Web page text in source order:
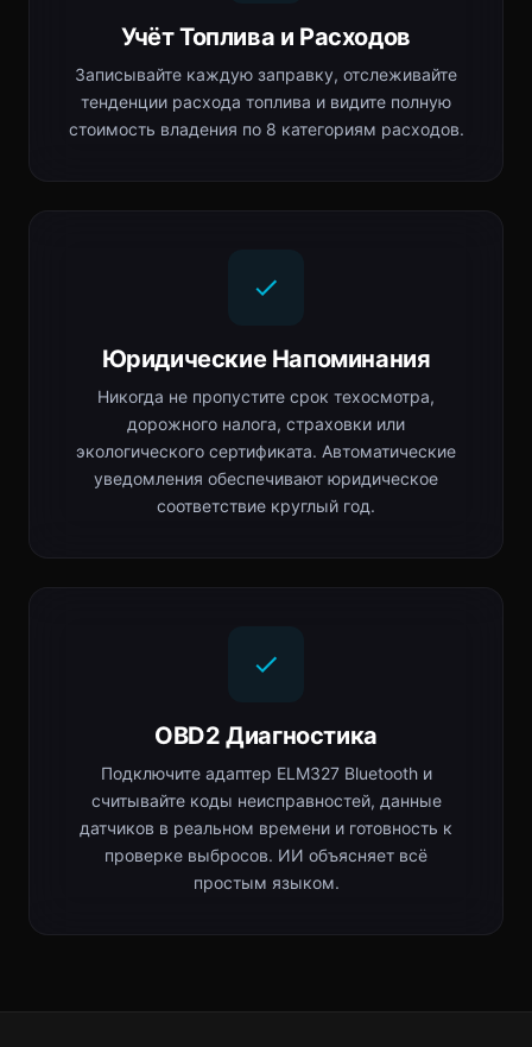
Учёт Топлива и Расходов
Записывайте каждую заправку, отслеживайте
тенденции расхода топлива и видите полную
стоимость владения по 8 категориям расходов.
Юридические Напоминания
Никогда не пропустите срок техосмотра,
дорожного налога, страховки или
экологического сертификата. Автоматические
уведомления обеспечивают юридическое
соответствие круглый год.
OBD2 Диагностика
Подключите адаптер ELM327 Bluetooth и
считывайте коды неисправностей, данные
датчиков в реальном времени и готовность к
проверке выбросов. ИИ объясняет всё
простым языком.